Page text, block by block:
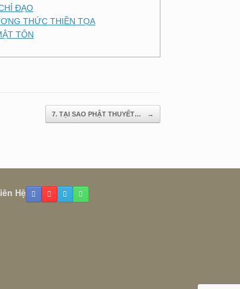
ĐẠO
THỨC THIỀN TỌA
TÔN
7. TẠI SAO PHẬT THUYẾT… →
Hệ